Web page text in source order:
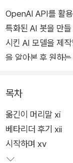
OpenAI API를 활
특화된 AI 봇을 만
시킨 AI 모델을 제
을 알아본 후 원하
등을 파이썬과 자바
노코드 툴 사용법
방법도 알려준다.
API를 제대로 활용해
목차
옮긴이 머리말 xi
베타리더 후기 xii
시작하며 xv